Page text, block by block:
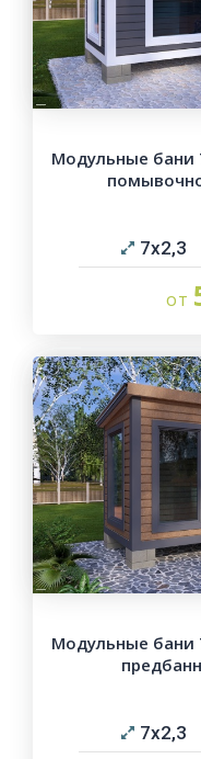
Модульные бани
7х2,3
Модульные бани
7х2,3